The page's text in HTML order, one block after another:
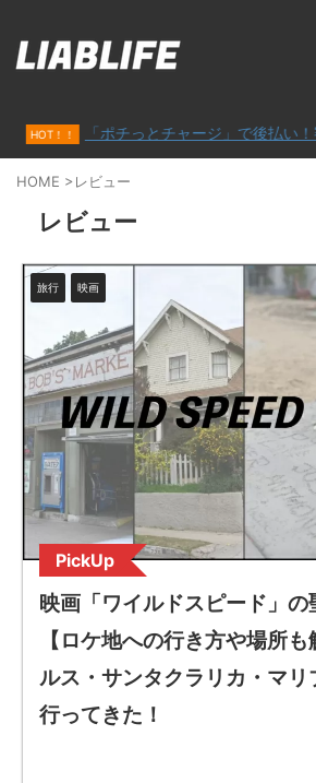
「ポチっとチャージ」で後払い！審査が
HOME >レビュー
レビュー
旅行 映画
PickUp
映画「ワイルドスピード」の
【ロケ地への行き方や場所
ルス・サンタクラリカ・マ
行ってきた！